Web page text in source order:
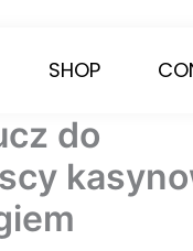
SHOP
do